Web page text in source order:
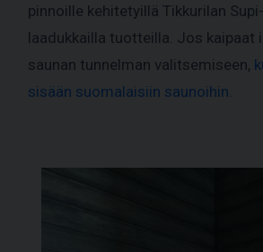
pinnoille kehitetyillä Tikkurilan
laadukkailla tuotteilla. Jos kaipaat
saunan tunnelman valitsemiseen,
sisään suomalaisiin saunoihin